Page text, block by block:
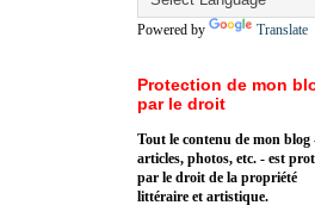
Powered by Translate
Protection de mon
par le droit
Tout le contenu de mon blog
articles, photos, etc. - est
par le droit de la propriété
littéraire et artistique.